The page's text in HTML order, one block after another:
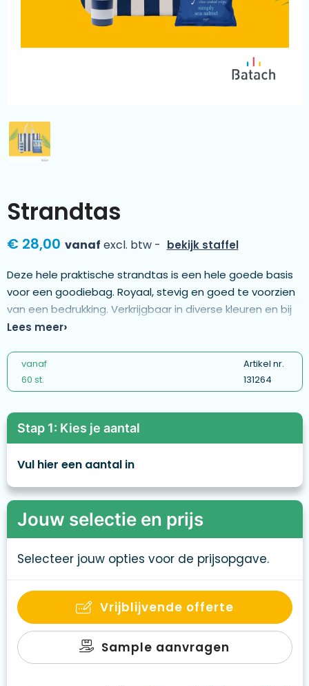
Kleding & textiel
Duurzamere geschenken
Meer categorieën
Sinterklaas
Wijn
Strandtas
€ 28,00 vanaf excl. btw - bekijk staffel
Deze hele praktische strandtas is een hele goede basis
voor een goodiebag. Royaal, stevig en goed te voorzien
van een bedrukking. Verkrijgbaar in diverse kleuren en bij
aantallen tevens op maat te maken. Uitgebreid met een
Lees meer
vanaf
60 st.
Artikel nr.
131264
Stap 1: Kies je aantal
Vul hier een aantal in
Jouw selectie en prijs
Selecteer jouw opties voor de prijsopgave.
Vrijblijvende offerte
Sample aanvragen